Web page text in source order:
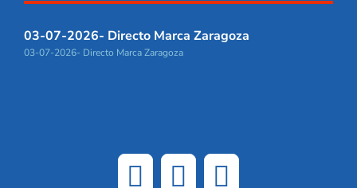
03-07-2026- Directo Marca Zaragoza
03-07-2026- Directo Marca Zaragoza